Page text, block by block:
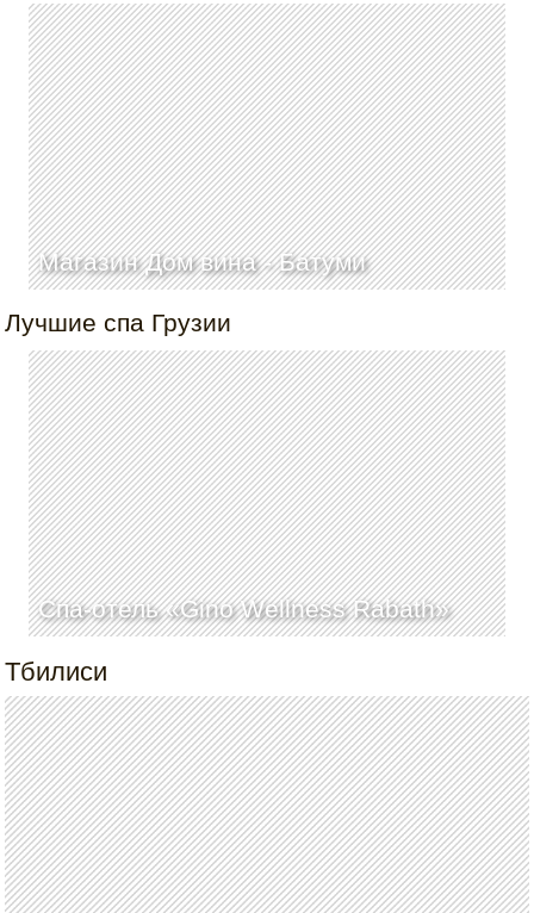
Магазин Дом вина -Батуми
Лучшие спа Грузии
Спа-отель «Gino Wellness Rabath»
Тбилиси